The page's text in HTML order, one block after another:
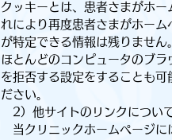
クッキーとは、患者さまがホ
れにより再度患者さまがホー
が特定できる情報は残りません
ほとんどのコンピュータのブ
を拒否する設定をすることも
ださい。
2）他サイトのリンクについ
当クリニックホームページに